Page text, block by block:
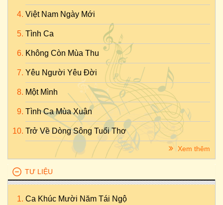
Việt Nam Ngày Mới
Tình Ca
Không Còn Mùa Thu
Yêu Người Yêu Đời
Một Mình
Tình Ca Mùa Xuân
Trở Về Dòng Sông Tuổi Thơ
Xem thêm
TƯ LIỆU
Ca Khúc Mười Năm Tái Ngộ